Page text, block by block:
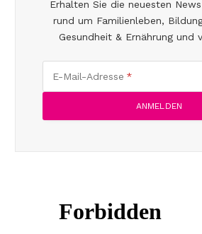
Erhalten Sie die neuesten
rund um Familienleben,
Gesundheit & Ernährung und
E-Mail-Adresse